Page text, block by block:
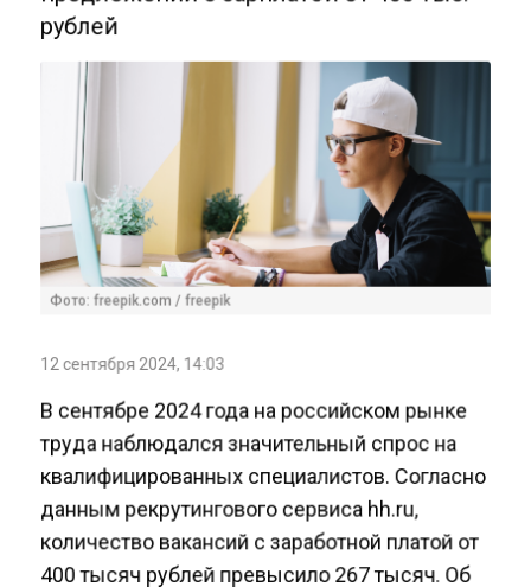
рублей
Фото: freepik.com / freepik
12 сентября 2024, 14:03
В сентябре 2024 года на российском рынке
труда наблюдался значительный спрос на
квалифицированных специалистов. Согласно
данным рекрутингового сервиса hh.ru,
количество вакансий с заработной платой от
400 тысяч рублей превысило 267 тысяч. Об